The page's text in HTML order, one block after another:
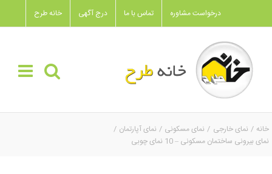
to
content
خانه طرح درج آگهی تماس با ما درخواست مشاوره
خانه نمای خارجی نمای مسکونی
نمای آپارتمان
نمای بیرونی ساختمان مسکونی – 10 نمای چوبی